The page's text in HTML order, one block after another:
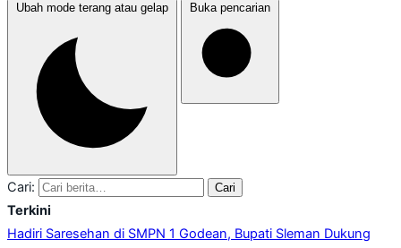
Ubah mode terang atau gelap Buka pencarian
Cari: Cari
Terkini
Hadiri Saresehan di SMPN 1 Godean, Bupati Sleman Dukung